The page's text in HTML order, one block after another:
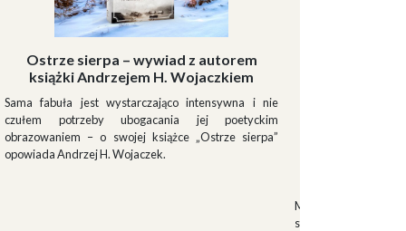
Ostrze sierpa – wywiad z autorem
książki Andrzejem H. Wojaczkiem
Sama fabuła jest wystarczająco intensywna i nie
czułem potrzeby ubogacania jej poetyckim
obrazowaniem – o swojej książce „Ostrze sierpa”
opowiada Andrzej H. Wojaczek.
Muszkieterowie
stanowili elitarną